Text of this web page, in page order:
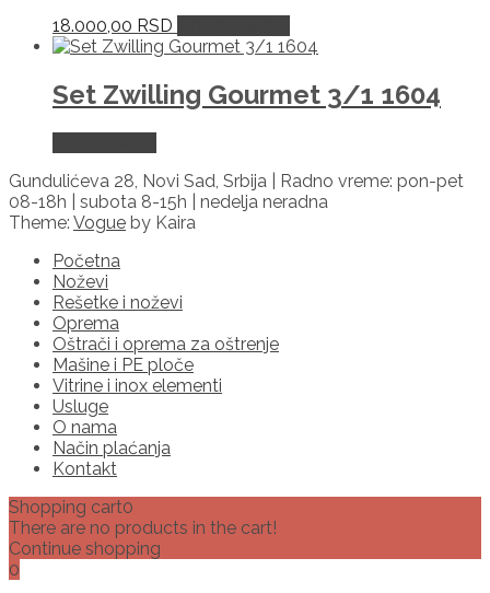
18.000,00 RSD
Set Zwilling Gourmet 3/1 1604
Gundulićeva 28, Novi Sad, Srbija | Radno vreme: pon-pet
08-18h | subota 8-15h | nedelja neradna
Theme: Vogue by Kaira
Početna
Noževi
Rešetke i noževi
Oprema
Oštrači i oprema za oštrenje
Mašine i PE ploče
Vitrine i inox elementi
Usluge
O nama
Način plaćanja
Kontakt
Shopping cart0
There are no products in the cart!
Continue shopping
0